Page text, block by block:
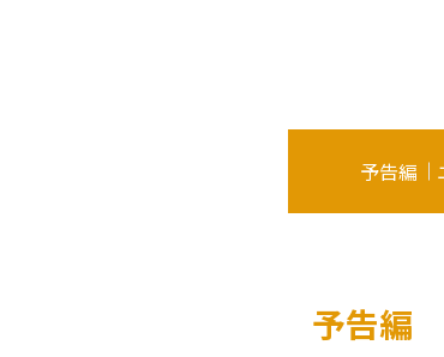
予告編
予告編